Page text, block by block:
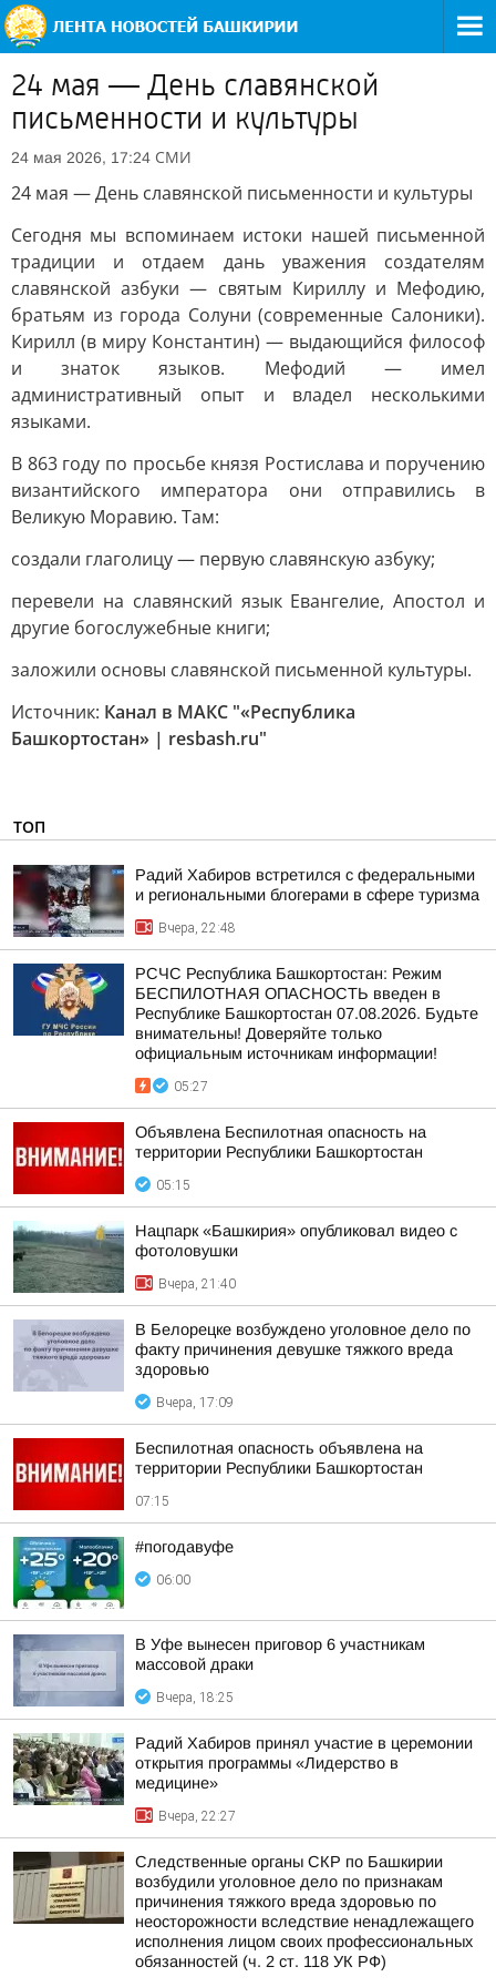
24 мая — День славянской
письменности и культуры
24 мая 2026, 17:24 СМИ
24 мая — День славянской письменности и культуры
Сегодня мы вспоминаем истоки нашей письменной
традиции и отдаем дань уважения создателям
славянской азбуки — святым Кириллу и Мефодию,
братьям из города Солуни (современные Салоники).
Кирилл (в миру Константин) — выдающийся философ
и знаток языков. Мефодий — имел
административный опыт и владел несколькими
языками.
В 863 году по просьбе князя Ростислава и поручению
византийского императора они отправились в
Великую Моравию. Там:
создали глаголицу — первую славянскую азбуку;
перевели на славянский язык Евангелие, Апостол и
другие богослужебные книги;
заложили основы славянской письменной культуры.
Источник: Канал в МАКС "«Республика
Башкортостан» | resbash.ru"
ТОП
Радий Хабиров встретился с федеральными
и региональными блогерами в сфере туризма
Вчера, 22:48
РСЧС Республика Башкортостан: Режим
БЕСПИЛОТНАЯ ОПАСНОСТЬ введен в
Республике Башкортостан 07.08.2026. Будьте
внимательны! Доверяйте только
официальным источникам информации!
05:27
Объявлена Беспилотная опасность на
территории Республики Башкортостан
05:15
Нацпарк «Башкирия» опубликовал видео с
фотоловушки
Вчера, 21:40
В Белорецке возбуждено уголовное дело по
факту причинения девушке тяжкого вреда
здоровью
Вчера, 17:09
Беспилотная опасность объявлена на
территории Республики Башкортостан
07:15
#погодавуфе
06:00
В Уфе вынесен приговор 6 участникам
массовой драки
Вчера, 18:25
Радий Хабиров принял участие в церемонии
открытия программы «Лидерство в
медицине»
Вчера, 22:27
Следственные органы СКР по Башкирии
возбудили уголовное дело по признакам
причинения тяжкого вреда здоровью по
неосторожности вследствие ненадлежащего
исполнения лицом своих профессиональных
обязанностей (ч. 2 ст. 118 УК РФ)